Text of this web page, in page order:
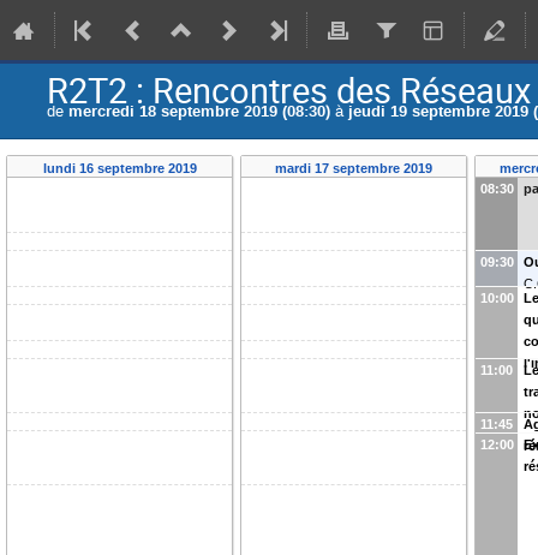
R2T2 : Rencontres des
de mercredi 18 septembre 2019 (08:30) à jeudi 19 septembre 2019
lundi 16 septembre 2019 mardi 17 septembre 2019
08:30
09:30
10:00
11:00
11:45
12:00